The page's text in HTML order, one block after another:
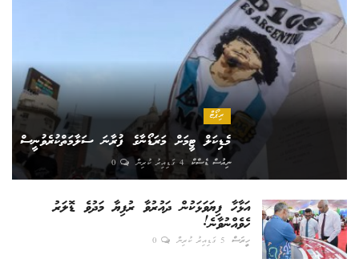
ރިޕޯޓް
މެޑިކަލް ޓީމަށް މަރަޑޯނާގެ ފުރާނަ ސަލާމަތްކުރެވުނީސް
ނިއުސް ޑެސްކް 4 ގަޑިއިރު ކުރިން 0
އަޅާހާ ފިޔަވަޅަކުން ދައުރުވާ ރުފިޔާ މަދުވެ ޑޮލަރު
ހެވެއްނުވާނެ!
ހީރަސް 5 ގަޑިއިރު ކުރިން 0